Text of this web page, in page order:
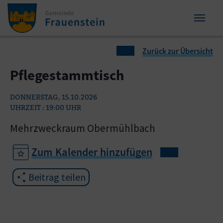
Zum Inhalt springen
Zum Seitenende springen
Zurück zur Übersicht
Pflegestammtisch
DONNERSTAG, 15.10.2026
UHRZEIT : 19:00 UHR
Mehrzweckraum Obermühlbach
Zum Kalender hinzufügen
Beitrag teilen